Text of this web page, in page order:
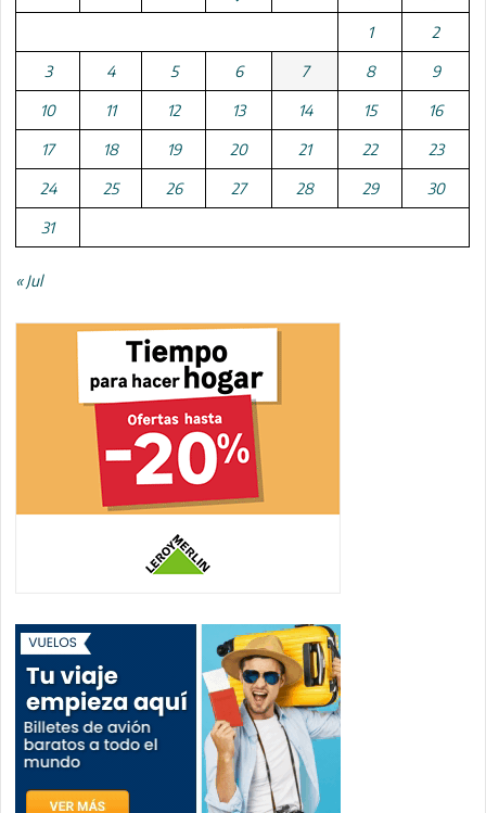
1 2
3 4 5 6 7 8 9
10 11 12 13 14 15 16
17 18 19 20 21 22 23
24 25 26 27 28 29 30
31
« Jul